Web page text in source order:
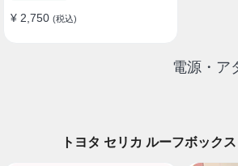
¥ 2,750 (税込)
電源・ア
トヨタ セリカ ルーフボック